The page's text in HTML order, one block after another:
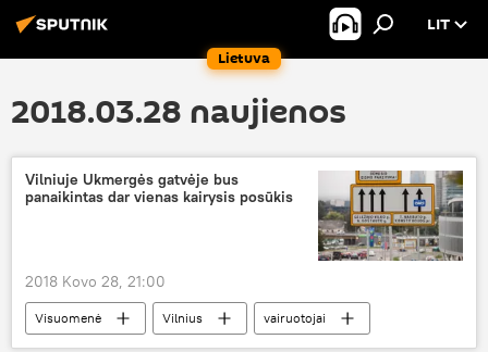
Lietuva
LIT
2018.03.28 naujienos
Vilniuje Ukmergės gatvėje bus
panaikintas dar vienas kairysis posūkis
2018 Kovo 28, 21:00
Visuomenė Vilnius
vairuotojai